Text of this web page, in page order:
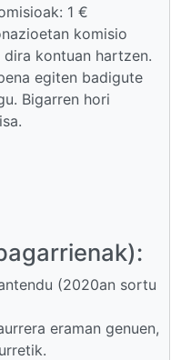
1 €
komisio
kontuan hartzen.
egiten badigute
Bigarren hori
(2020an sortu
eraman genuen,